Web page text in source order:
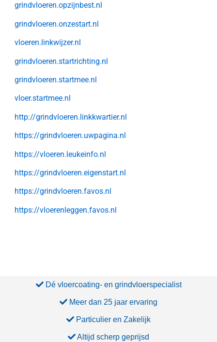
grindvloeren.opzijnbest.nl
grindvloeren.onzestart.nl
vloeren.linkwijzer.nl
grindvloeren.startrichting.nl
grindvloeren.startmee.nl
vloer.startmee.nl
http://grindvloeren.linkkwartier.nl
https://grindvloeren.uwpagina.nl
https://vloeren.leukeinfo.nl
https://grindvloeren.eigenstart.nl
https://grindvloeren.favos.nl
https://vloerenleggen.favos.nl
Dé vloercoating- en grindvloerspecialist
Meer dan 25 jaar ervaring
Particulier en Zakelijk
Altijd scherp geprijsd